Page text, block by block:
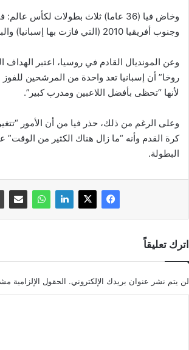
وجنوب أفريقيا 2010 (التي فازت بها إسبانيا) والبرازيل 2014.
وعن المونديال القادم في روسيا، اعتبر الهداف
روخا” أن إسبانيا تعد واحدة من المرشحين للفوز
لأنها “تحظى بأفضل اللاعبين ومدرب كبير”.
وعلى الرغم من ذلك، حذر فيا من أن الأمور
كرة القدم وأنه “ما زال هناك الكثير من
البطولة.
اترك تعليقاً
لن يتم نشر عنوان بريدك الإلكتروني. الحقول الإلزامية